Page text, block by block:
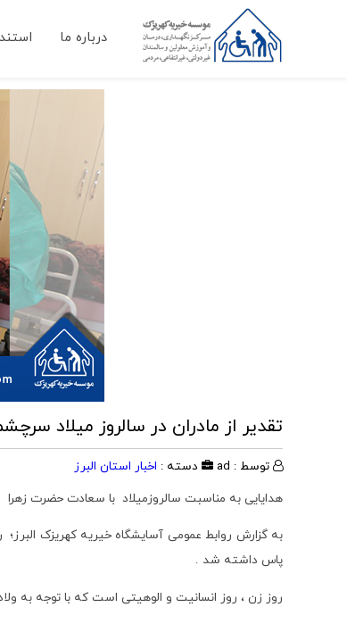
درباره ما
تقدیر از مادران در سالروز میلاد
توسط : ad دسته : اخبار استان البرز
هدایایی به مناسبت سالروزمیلاد با سعادت حضرت
به گزارش روابط عمومی آسایشگاه خیریه کهریزک
پاس داشته شد .
روز زن ، روز انسانیت و الوهیتی است که با توجه به